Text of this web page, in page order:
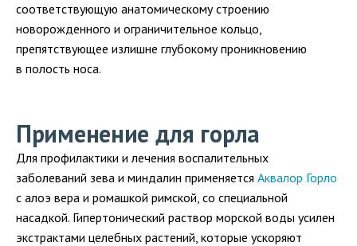
соответствующую анатомическому строению
новорожденного и ограничительное кольцо,
препятствующее излишне глубокому проникновению
в полость носа.
Применение для горла
Для профилактики и лечения воспалительных
заболеваний зева и миндалин применяется Аквалор Горло
с алоэ вера и ромашкой римской, со специальной
насадкой. Гипертонический раствор морской воды усилен
экстрактами целебных растений, которые ускоряют